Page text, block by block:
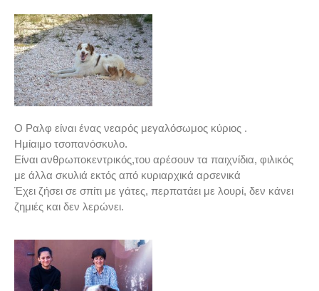
Ο Ραλφ είναι ένας νεαρός μεγαλόσωμος κύριος .
Ημίαιμο τσοπανόσκυλο.
Είναι ανθρωποκεντρικός,του αρέσουν τα παιχνίδια, φιλικός
με άλλα σκυλιά εκτός από κυριαρχικά αρσενικά
Έχει ζήσει σε σπίτι με γάτες, περπατάει με λουρί, δεν κάνει
ζημιές και δεν λερώνει.